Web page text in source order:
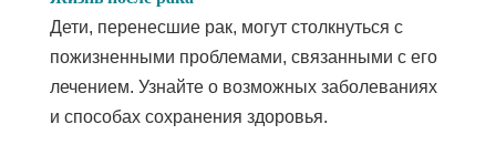
Дети, перенесшие рак, могут столкнуться с
пожизненными проблемами, связанными с его
лечением. Узнайте о возможных заболеваниях
и способах сохранения здоровья.